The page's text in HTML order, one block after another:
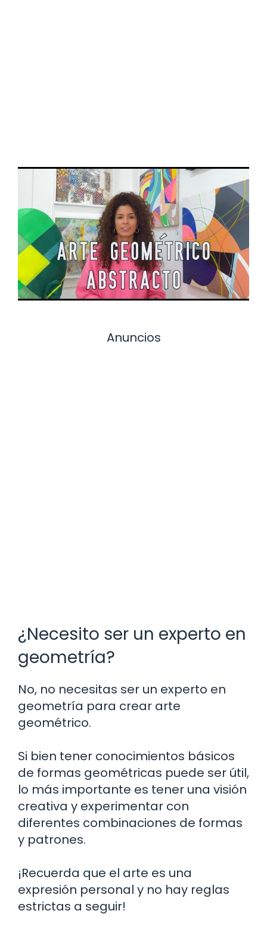
Anuncios
¿Necesito ser un experto en
geometría?
No, no necesitas ser un experto en
geometría para crear arte
geométrico.
Si bien tener conocimientos básicos
de formas geométricas puede ser útil,
lo más importante es tener una visión
creativa y experimentar con
diferentes combinaciones de formas
y patrones.
¡Recuerda que el arte es una
expresión personal y no hay reglas
estrictas a seguir!